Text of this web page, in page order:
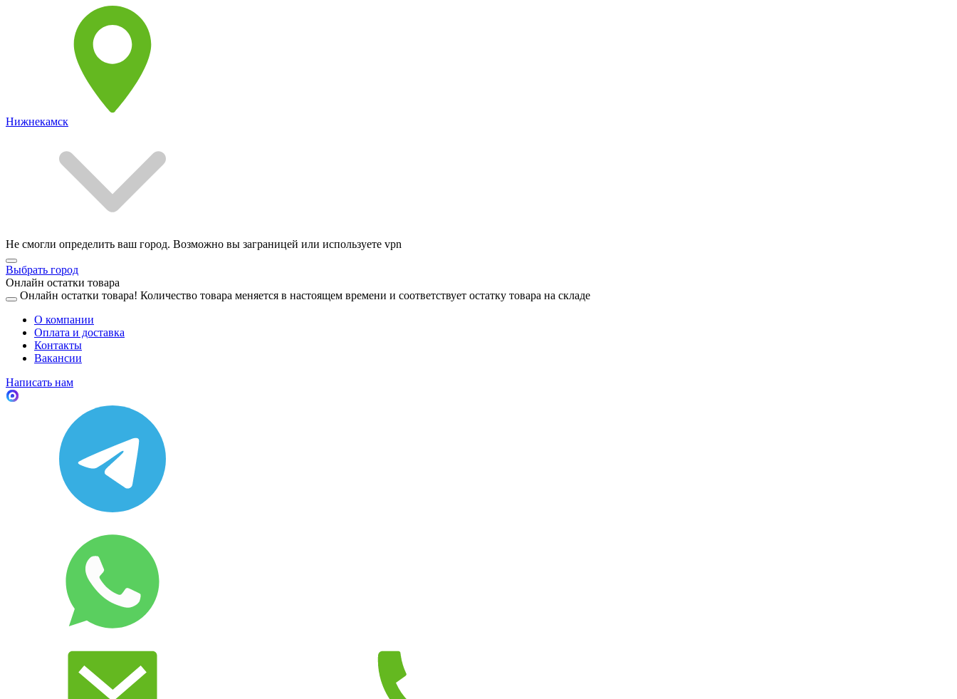
Нижнекамск
Не смогли определить ваш город. Возможно вы заграницей или используете vpn
Выбрать город
Онлайн остатки товара
Онлайн остатки товара! Количество товара меняется в настоящем времени и соответствует остатку товара на складе
О компании
Оплата и доставка
Контакты
Вакансии
Написать нам